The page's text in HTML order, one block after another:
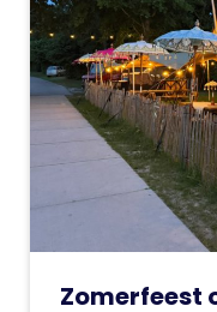
Zomerfeest